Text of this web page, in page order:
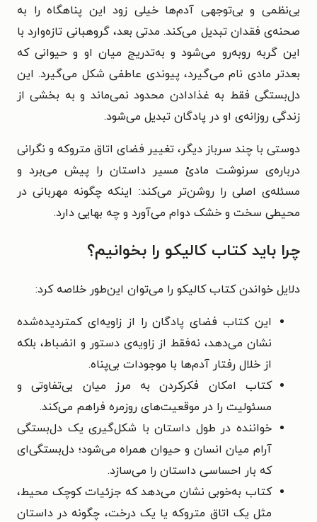
بی‌نظمی و بی‌توجهی آدم‌ها خیلی زود این پناهگاه را به
صحنه‌ی فقدان تبدیل می‌کند. مدتی بعد، گروهبانی تازه‌وارد با
این گربه روبه‌رو می‌شود و به‌تدریج میان او و حیوانی که
بعدتر مادی نام می‌گیرد، پیوندی عاطفی شکل می‌گیرد. این
دل‌بستگی فقط به غذادادن محدود نمی‌ماند و به بخشی از
زندگی روزانه‌ی او در پادگان تبدیل می‌شود.
دوستی با چند سرباز دیگر، تغییر فضای اتاق متروکه و نگرانی
درباره‌ی سرنوشت مادیْ مسیر داستان را پیش می‌برد و
مسئله‌ی اصلی را روشن‌تر می‌کند: اینکه چگونه مهربانی در
محیطی سخت و خشک دوام می‌آورد و چه بهایی دارد.
چرا باید کتاب کالیکو را بخوانیم؟
دلایل خواندن کتاب کالیکو را می‌توان این‌طور خلاصه کرد:
این کتاب فضای پادگان را از زاویه‌ای کمتردیده‌شده
نشان می‌دهد، نه‌فقط از زاویه‌‌ی دستور و انضباط، بلکه
از خلال رفتار آدم‌ها با موجودات بی‌پناه.
کتاب امکان فکرکردن به مرز میان بی‌تفاوتی و
مسئولیت را در موقعیت‌های روزمره فراهم می‌کند.
خواننده در طول داستان با شکل‌گیری یک دل‌بستگی
آرام میان انسان و حیوان همراه می‌شود؛ دل‌بستگی‌ای
که بار احساسی داستان را می‌سازد.
کتاب به‌خوبی نشان می‌دهد که جزئیات کوچک محیط،
مثل یک اتاق متروکه یا یک درخت، چگونه در داستان